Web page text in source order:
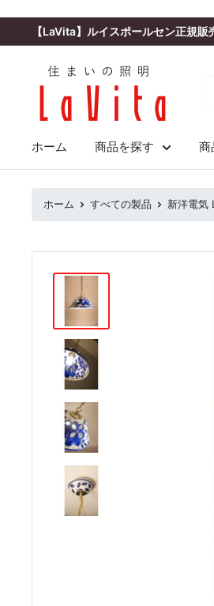
テ
【LaVita】ルイスポールセン正規
ま
の
照
明
ラ・
ホーム 商品を探す 商
ホーム すべての製品 新洋電気